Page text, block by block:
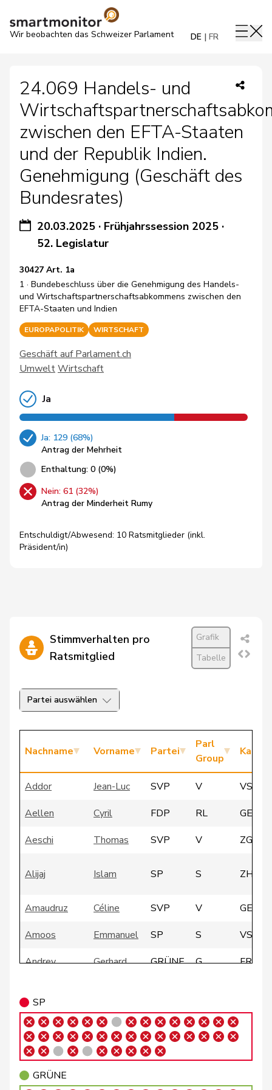
Wir beobachten das Schweizer Parlament DE FR
24.069 Handels- und
zwischen den EFTA-Staaten
und der Republik Indien.
Genehmigung (Geschäft des
Bundesrates)
20.03.2025 · Frühjahrssession 2025 ·
52. Legislatur
30427 Art. 1a
1 · Bundebeschluss über die Genehmigung des Handels-
und Wirtschaftspartnerschaftsabkommens zwischen den
EFTA-Staaten und Indien
EUROPAPOLITIK WIRTSCHAFT
Geschäft auf Parlament.ch
UmweltWirtschaft
Ja
Ja: 129 (68%)
Antrag der Mehrheit
Enthaltung: 0 (0%)
Nein: 61 (32%)
Antrag der Minderheit Rumy
Entschuldigt/Abwesend: 10 Ratsmitglieder (inkl.
Präsident/in)
Stimmverhalten pro
Ratsmitglied
Grafik
Tabelle
Partei auswählen
Nachname Vorname Partei
Parl
Group
Addor Jean-Luc SVP V
VS
Aellen
Cyril FDP RL
GE
Aeschi
Thomas SVP V ZG
Alijaj Islam SP S ZH
Amaudruz Céline SVP V
GE
Amoos
Emmanuel SP S
VS
Andrey
Gerhard GRÜNE G
FR
Badran
Jacqueline SP S ZH
Bally Maya Mitte
Balmer Bettina FDP RL
ZH
SP
GRÜNE